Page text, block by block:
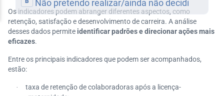
Os indicadores podem abranger diferentes aspectos, como
retenção, satisfação e desenvolvimento de carreira. A análise
desses dados permite identificar padrões e direcionar ações mais
eficazes.
Entre os principais indicadores que podem ser acompanhados,
estão:
·
taxa de retenção de colaboradoras após a licença-